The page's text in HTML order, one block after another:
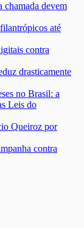
chamada devem
até
contra
drasticamente
no Brasil: a
Leis do
Queiroz por
contra